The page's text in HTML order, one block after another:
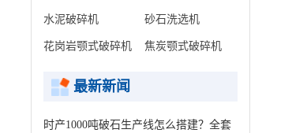
水泥破碎机 砂石洗选机
花岗岩颚式破碎机 焦炭颚式破碎机
最新新闻
时产1000吨破石生产线怎么搭建？全套